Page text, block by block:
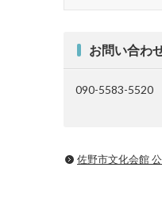
お問い合わ
090-5583-5520
佐野市文化会館